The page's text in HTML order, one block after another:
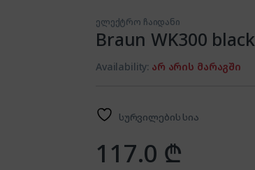
ელექტრო ჩაიდანი
Braun WK300 black
Availability: არ არის მარაგში
სურვილების სია
117.0 ₾